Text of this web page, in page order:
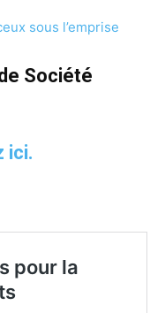
sous l’emprise
Société
ici.